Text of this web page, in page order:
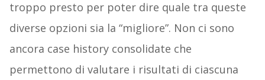
troppo presto per poter dire quale tra queste
diverse opzioni sia la “migliore”. Non ci sono
ancora case history consolidate che
permettono di valutare i risultati di ciascuna